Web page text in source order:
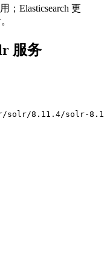
；Elasticsearch 更
服务
solr/8.11.4/solr-